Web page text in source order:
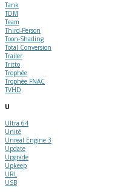
Tank
TDM
Team
Third-Person
Toon-Shading
Total Conversion
Trailer
Tritto
Trophée
Trophée FNAC
TVHD
U
Ultra 64
Unité
Unreal Engine 3
Update
Upgrade
Upkeep
URL
USB